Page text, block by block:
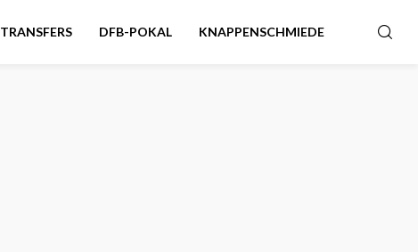
TRANSFERS DFB-POKAL KNAPPENSCHMIEDE